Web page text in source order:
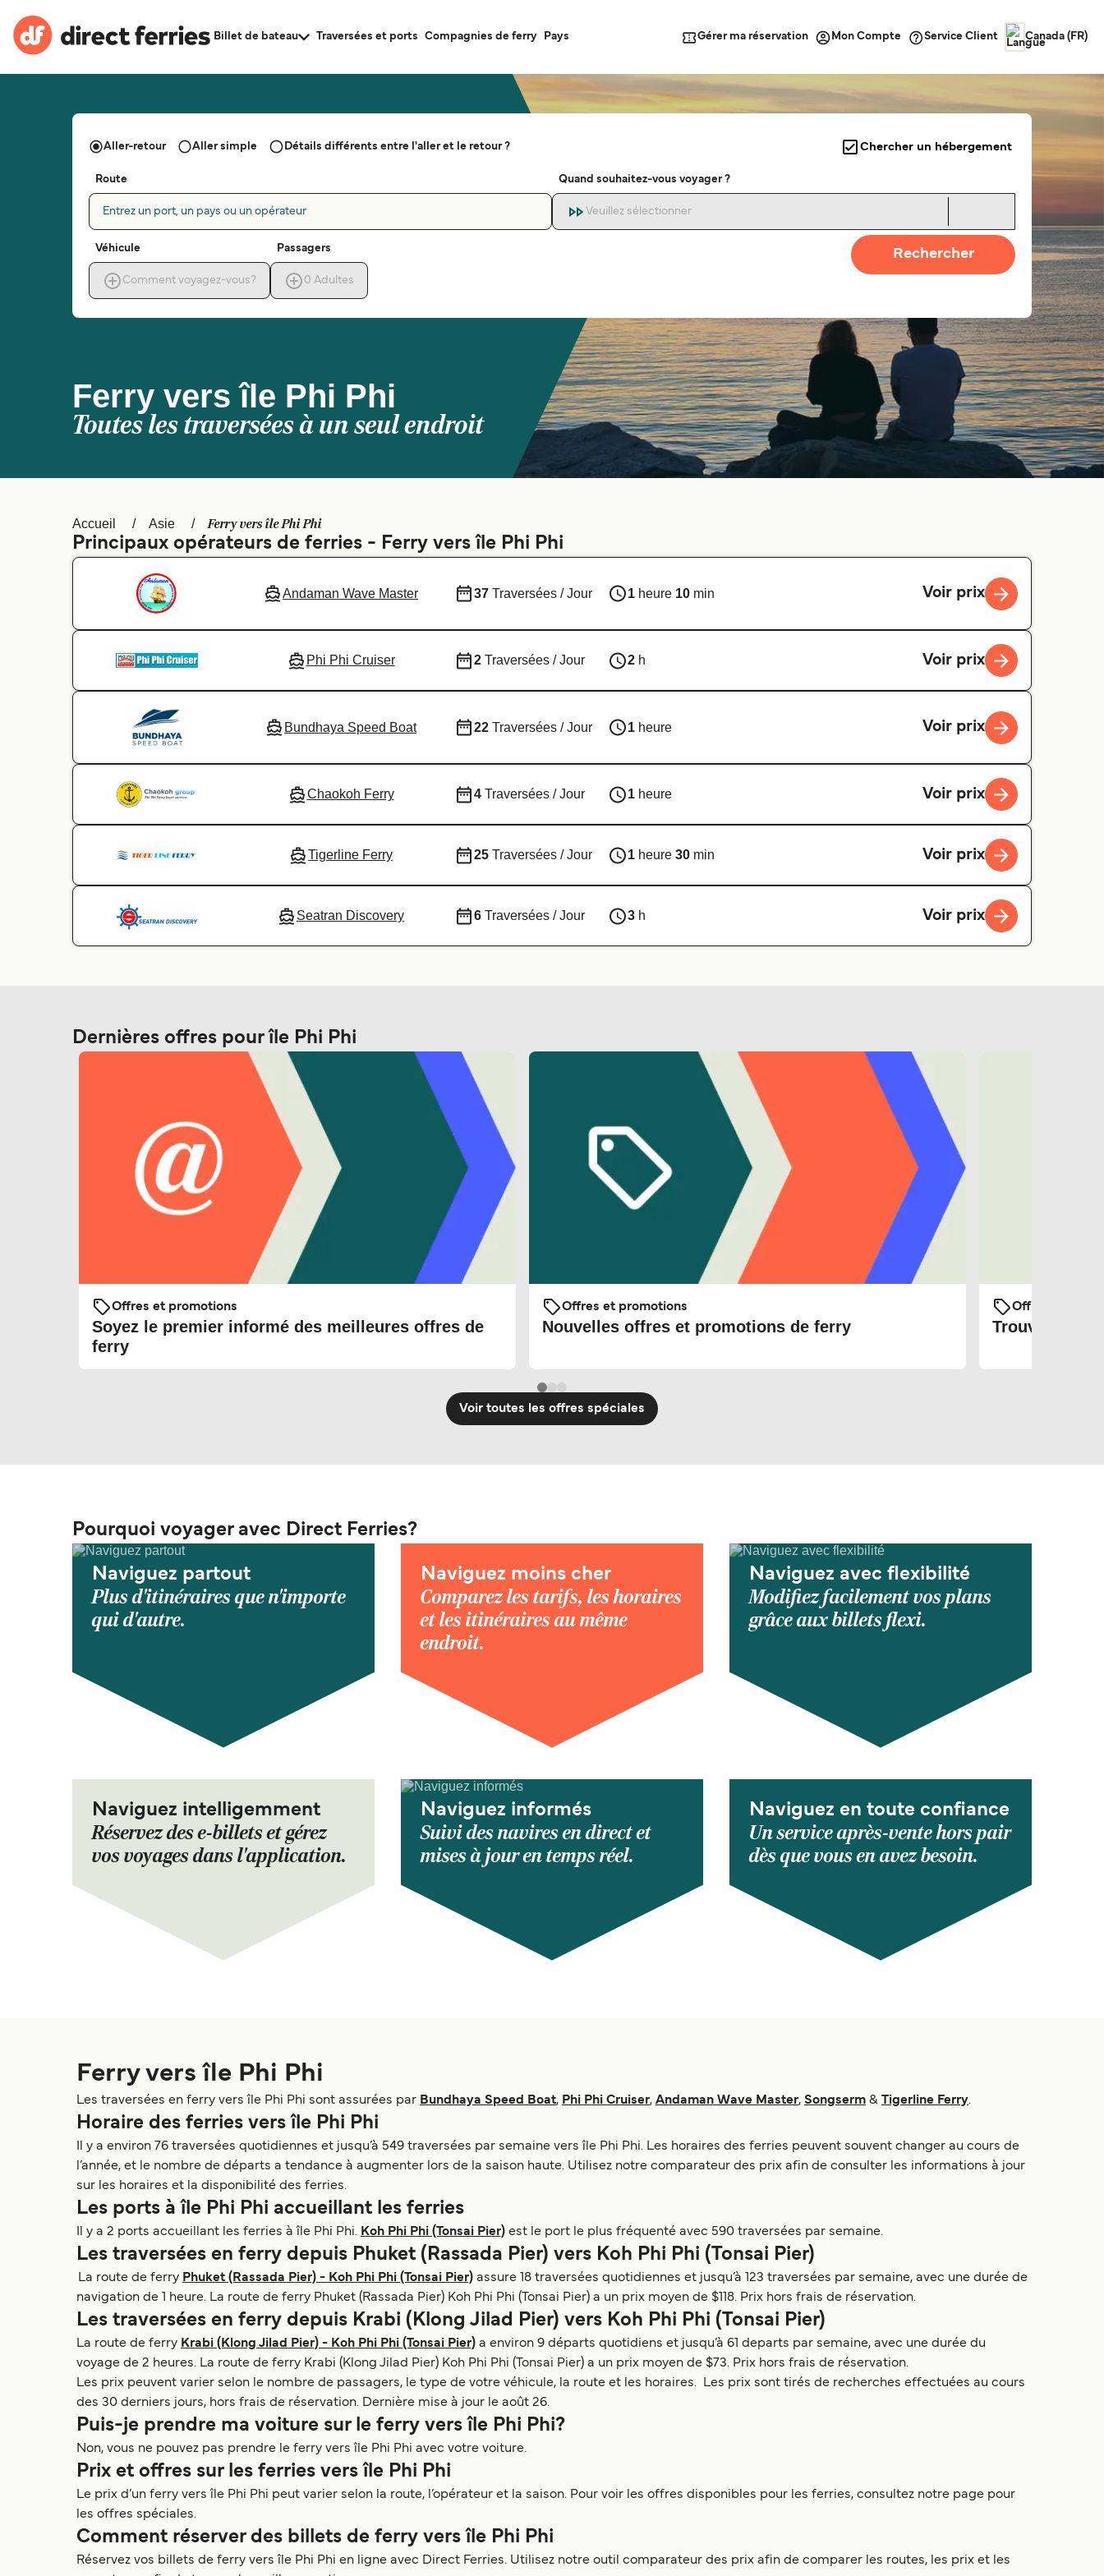
Billet de bateau Traversées et ports Compagnies de ferry Pays Gérer ma réservation Mon Compte Service Client Canada (FR)
Ferry vers île Phi Phi
Toutes les traversées à un seul endroit
Aller-retour Aller simple Détails différents entre l'aller et le retour ? Chercher un hébergement
Route
Entrez un port, un pays ou un opérateur
Quand souhaitez-vous voyager ?
Veuillez sélectionner
Véhicule
Comment voyagez-vous?
Passagers
0 Adultes
Rechercher
Accueil Asie Ferry vers île Phi Phi
Principaux opérateurs de ferries - Ferry vers île Phi Phi
Andaman Wave Master 37Traversées / Jour 1 heure 10 min Voir prix
Phi Phi Cruiser 2Traversées / Jour 2 h Voir prix
Bundhaya Speed Boat 22Traversées / Jour 1 heure Voir prix
Chaokoh Ferry 4Traversées / Jour 1 heure Voir prix
Tigerline Ferry 25Traversées / Jour 1 heure30 min Voir prix
Seatran Discovery 6Traversées / Jour 3 h Voir prix
Dernières offres pour île Phi Phi
Offres et promotions
Soyez le premier informé des meilleures offres de
ferry
Offres et promotions
Nouvelles offres et promotions de ferry
Offres et
Trouvez les
Voir toutes les offres spéciales
Pourquoi voyager avec Direct Ferries?
Naviguez partout
Plus d'itinéraires que n'importe
qui d'autre.
Naviguez moins cher
Comparez les tarifs, les horaires
et les itinéraires au même
endroit.
Naviguez avec flexibilité
Modifiez facilement vos plans
grâce aux billets flexi.
Naviguez intelligemment
Réservez des e-billets et gérez
vos voyages dans l'application.
Naviguez informés
Suivi des navires en direct et
mises à jour en temps réel.
Naviguez en toute confiance
Un service après-vente hors pair
dès que vous en avez besoin.
Ferry vers île Phi Phi
Les traversées en ferry vers île Phi Phi sont assurées par Bundhaya Speed Boat, Phi Phi Cruiser, Andaman Wave Master, Songserm & Tigerline Ferry.
Horaire des ferries vers île Phi Phi
Il y a environ 76 traversées quotidiennes et jusqu’à 549 traversées par semaine vers île Phi Phi. Les horaires des ferries peuvent souvent changer au cours de
l’année, et le nombre de départs a tendance à augmenter lors de la saison haute. Utilisez notre comparateur des prix afin de consulter les informations à jour
sur les horaires et la disponibilité des ferries.
Les ports à île Phi Phi accueillant les ferries
Il y a 2 ports accueillant les ferries à île Phi Phi. Koh Phi Phi (Tonsai Pier) est le port le plus fréquenté avec 590 traversées par semaine.
Les traversées en ferry depuis Phuket (Rassada Pier) vers Koh Phi Phi (Tonsai Pier)
La route de ferry Phuket (Rassada Pier) - Koh Phi Phi (Tonsai Pier) assure 18 traversées quotidiennes et jusqu’à 123 traversées par semaine, avec une durée de
navigation de 1 heure. La route de ferry Phuket (Rassada Pier) Koh Phi Phi (Tonsai Pier) a un prix moyen de $118. Prix hors frais de réservation.
Les traversées en ferry depuis Krabi (Klong Jilad Pier) vers Koh Phi Phi (Tonsai Pier)
La route de ferry Krabi (Klong Jilad Pier) - Koh Phi Phi (Tonsai Pier) a environ 9 départs quotidiens et jusqu’à 61 departs par semaine, avec une durée du
voyage de 2 heures. La route de ferry Krabi (Klong Jilad Pier) Koh Phi Phi (Tonsai Pier) a un prix moyen de $73. Prix hors frais de réservation.
Les prix peuvent varier selon le nombre de passagers, le type de votre véhicule, la route et les horaires. Les prix sont tirés de recherches effectuées au cours
des 30 derniers jours, hors frais de réservation. Dernière mise à jour le août 26.
Puis-je prendre ma voiture sur le ferry vers île Phi Phi?
Non, vous ne pouvez pas prendre le ferry vers île Phi Phi avec votre voiture.
Prix et offres sur les ferries vers île Phi Phi
Le prix d’un ferry vers île Phi Phi peut varier selon la route, l’opérateur et la saison. Pour voir les offres disponibles pour les ferries, consultez notre page pour
les offres spéciales.
Comment réserver des billets de ferry vers île Phi Phi
Réservez vos billets de ferry vers île Phi Phi en ligne avec Direct Ferries. Utilisez notre outil comparateur des prix afin de comparer les routes, les prix et les